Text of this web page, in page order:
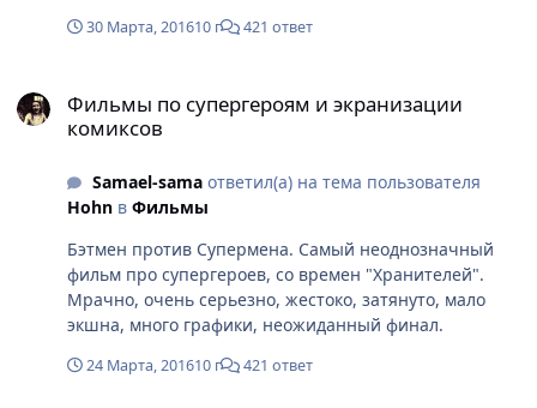
30 Марта, 201610 г 421 ответ
Фильмы по супергероям и экранизации
комиксов
Samael-samaответил(а) на тема пользователя
Hohn в Фильмы
Бэтмен против Супермена. Самый неоднозначный
фильм про супергероев, со времен "Хранителей".
Мрачно, очень серьезно, жестоко, затянуто, мало
экшна, много графики, неожиданный финал.
24 Марта, 201610 г 421 ответ